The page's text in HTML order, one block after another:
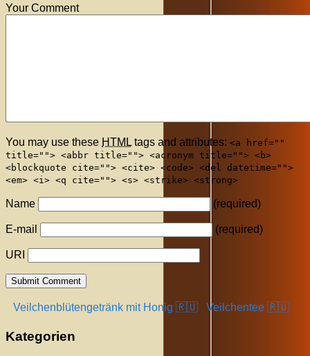
Your Comment
You may use these HTML tags and attributes: <a href=""
title=""> <abbr title=""> <acronym title=""> <b>
<blockquote cite=""> <cite> <code> <del datetime="">
<em> <i> <q cite=""> <s> <strike> <strong>
Name (required)
E-mail (required)
URI
Veilchenblütengetränk mit Honig 🇷🇺 Veilchentee 🇷🇺
Kategorien